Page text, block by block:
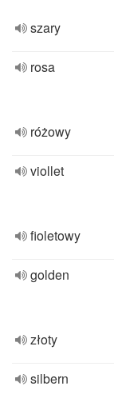
szary
rosa
różowy
viollet
fioletowy
golden
złoty
silbern